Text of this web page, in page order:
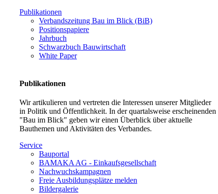
Publikationen
Verbandszeitung Bau im Blick (BiB)
Positionspapiere
Jahrbuch
Schwarzbuch Bauwirtschaft
White Paper
Publikationen
Wir artikulieren und vertreten die Interessen unserer Mitglieder
in Politik und Öffentlichkeit. In der quartalsweise erscheinenden
"Bau im Blick" geben wir einen Überblick über aktuelle
Bauthemen und Aktivitäten des Verbandes.
Service
Bauportal
BAMAKA AG - Einkaufsgesellschaft
Nachwuchskampagnen
Freie Ausbildungsplätze melden
Bildergalerie